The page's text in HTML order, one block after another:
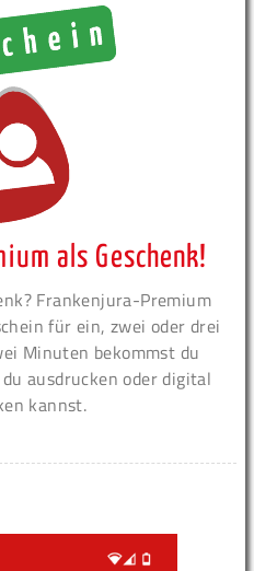
als Geschenk!
Frankenjura-Premium
für ein, zwei oder drei
Minuten bekommst du
ausdrucken oder digital
kannst.